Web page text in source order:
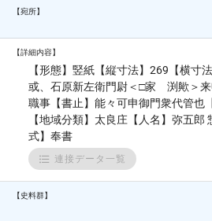
【宛所】
【詳細内容】
【形態】竪紙【縦寸法】269【横寸
或、石原新左衛門尉＜□家 渕歟＞
職事【書止】能々可申御門衆代管也
【地域分類】太良庄【人名】弥五郎
式】奉書
連接データ一覧
【史料群】